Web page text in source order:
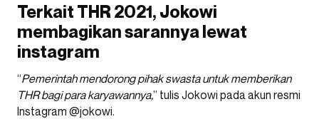
Terkait THR 2021, Jokowi
membagikan sarannya lewat
instagram
“Pemerintah mendorong pihak swasta untuk memberikan
THR bagi para karyawannya,” tulis Jokowi pada akun resmi
Instagram @jokowi.